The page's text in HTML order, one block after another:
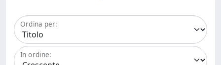
Ordina per:
In ordine: